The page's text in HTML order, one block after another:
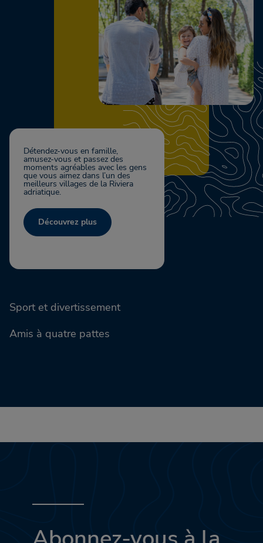
Détendez-vous en famille,
amusez-vous et passez des
moments agréables avec les gens
que vous aimez dans l’un des
meilleurs villages de la Riviera
adriatique.
Découvrez plus
Sport et divertissement
Amis à quatre pattes